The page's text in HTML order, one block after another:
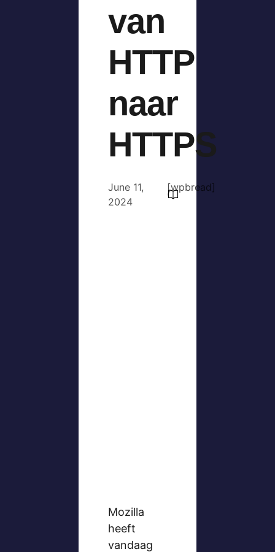
van
HTTP
naar
HTTPS
June 11,
2024
[wpbread]
Mozilla
heeft
vandaag